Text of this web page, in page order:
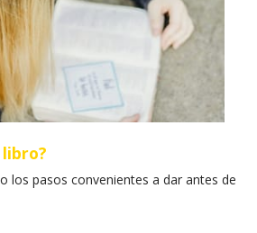
los pasos convenientes a dar antes de